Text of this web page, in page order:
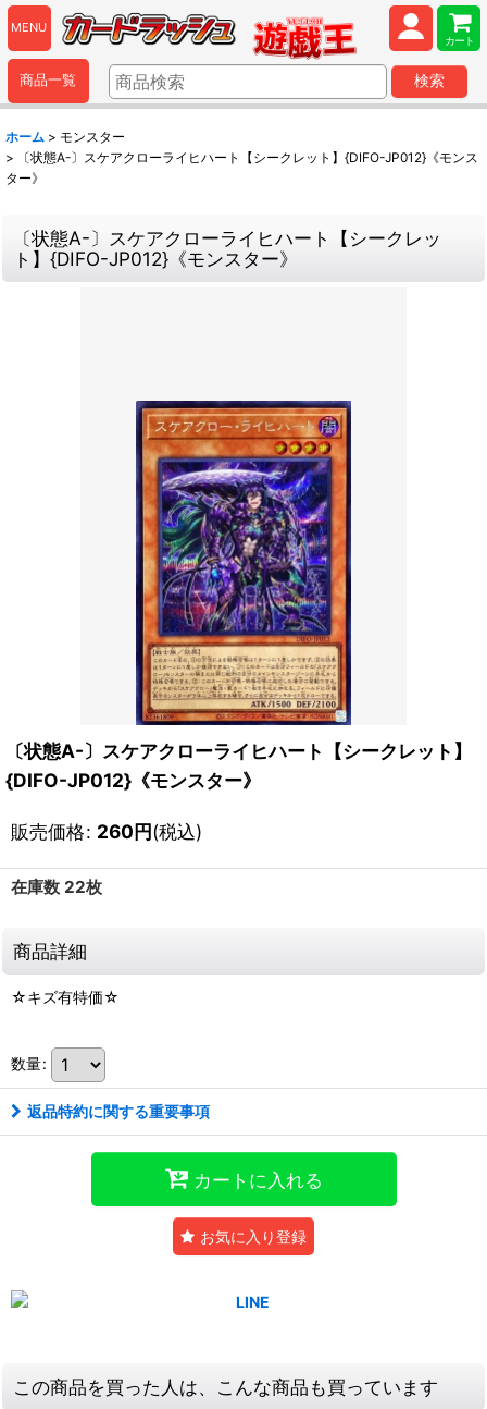
MENU
カート
商品一覧 検索
ホーム > モンスター
>
〔状態A-〕スケアクローライヒハート【シークレット】{DIFO-JP012}《モンス
ター》
〔状態A-〕スケアクローライヒハート【シークレッ
ト】{DIFO-JP012}《モンスター》
〔状態A-〕スケアクローライヒハート【シークレット】
{DIFO-JP012}《モンスター》
販売価格: 260円(税込)
在庫数 22枚
商品詳細
☆キズ有特価☆
数量:
返品特約に関する重要事項
カートに入れる
お気に入り登録
この商品を買った人は、こんな商品も買っています